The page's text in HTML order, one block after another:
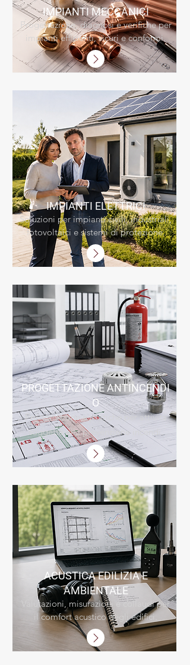
IMPIANTIMECCANICI
Progettazione, diagnosi e verifiche per
impianti efficienti, sicuri e conformi.
IMPIANTI ELETTRICI
Soluzioni per impianti civili, industriali,
fotovoltaici e sistemi di protezione.
PROGETTAZIONEANTINCENDI
O
Progettazione e pratiche per attività
soggette alla prevenzione incendi.
ACUSTICA EDILIZIA E
AMBIENTALE
Valutazioni, misurazioni e collaudi per
il comfort acustico degli edifici.